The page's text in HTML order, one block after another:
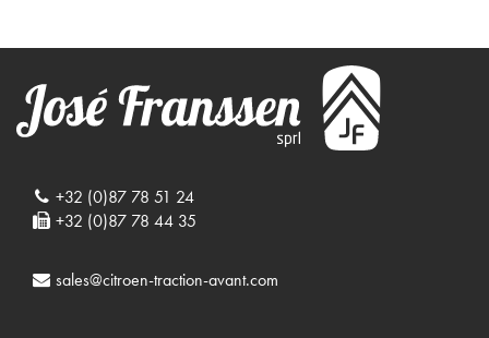
+32 (0)87 78 51 24
+32 (0)87 78 44 35
sales@citroen-traction-avant.com